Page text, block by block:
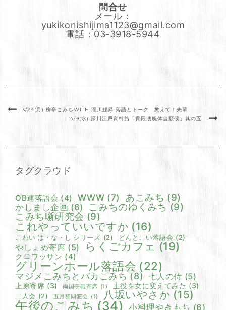
問合せ
メール：
yukikonishijima1123@gmail.com
電話：03-3918-5944
3/24(月) 柳亭こみちWITH 瀧川鯉昇 落語とトーク 教えて！先輩
4/9(水) 深川江戸資料館「貴殿凄腕体当願候」其の五
タグクラウド
OB連落語会 (4) WWW (7) あこみち (9)
かしまし企画 (6) こみちのゆくみち (9)
こみち噺研究会 (9)
これやっていいですか (16)
こわい は・な・し シリーズ (2) どんとこい落語会 (2)
やしょめ寄席 (5) らくごカフェ (19)
クロワッサン (4)
グリーンホール落語会 (22)
マジメこみちとバカこみち (8) 七人の侍 (5)
上原寄席 (3) 両国亭砥寄席 (1) 主役を女に変えてみた (3)
二人会 (2) 五月猫同窓会 (1) 八坂いやさか (15)
午後のこみち (34) 小料理やきもち (6)